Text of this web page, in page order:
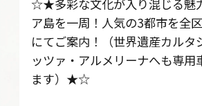
☆★多彩な文化が入り混じる魅
ア島を一周！人気の3都市を全
にてご案内！（世界遺産カルタ
ッツァ・アルメリーナへも専用
ます）★☆